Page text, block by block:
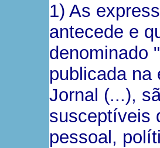
1) As
antecede e
denominado
publicada na
Jornal (...),
susceptíveis
pessoal,